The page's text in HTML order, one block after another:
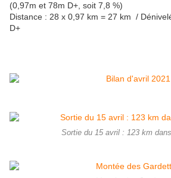
(0,97m et 78m D+, soit 7,8 %)
Distance : 28 x 0,97 km = 27 km /
D+
Sortie du 15 avril : 123 km